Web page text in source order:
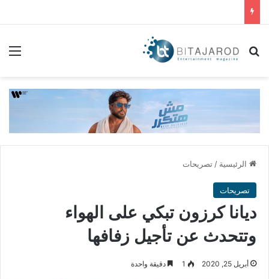
بحث عن
الرئيسية / تصريحات
تصريحات
ديانا كرزون تبكي على الهواء
وتتحدث عن تأجيل زفافها
أبريل 25, 2020 1 دقيقة واحدة